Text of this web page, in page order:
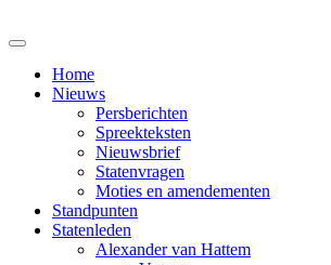
Home
Nieuws
Persberichten
Spreekteksten
Nieuwsbrief
Statenvragen
Moties en amendementen
Standpunten
Statenleden
Alexander van Hattem